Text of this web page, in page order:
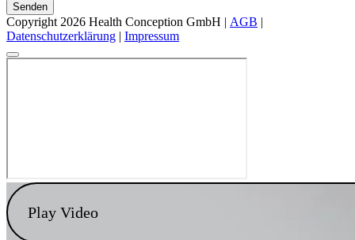
Senden
Copyright 2026 Health Conception GmbH | AGB
Datenschutzerklärung
Impressum
Play Video